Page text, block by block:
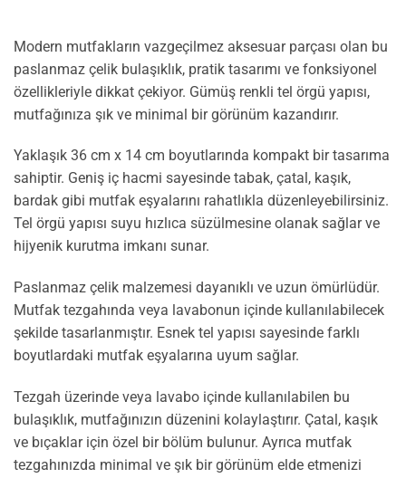
Modern mutfakların vazgeçilmez aksesuar parçası olan bu
paslanmaz çelik bulaşıklık, pratik tasarımı ve fonksiyonel
özellikleriyle dikkat çekiyor. Gümüş renkli tel örgü yapısı,
mutfağınıza şık ve minimal bir görünüm kazandırır.
Yaklaşık 36 cm x 14 cm boyutlarında kompakt bir tasarıma
sahiptir. Geniş iç hacmi sayesinde tabak, çatal, kaşık,
bardak gibi mutfak eşyalarını rahatlıkla düzenleyebilirsiniz.
Tel örgü yapısı suyu hızlıca süzülmesine olanak sağlar ve
hijyenik kurutma imkanı sunar.
Paslanmaz çelik malzemesi dayanıklı ve uzun ömürlüdür.
Mutfak tezgahında veya lavabonun içinde kullanılabilecek
şekilde tasarlanmıştır. Esnek tel yapısı sayesinde farklı
boyutlardaki mutfak eşyalarına uyum sağlar.
Tezgah üzerinde veya lavabo içinde kullanılabilen bu
bulaşıklık, mutfağınızın düzenini kolaylaştırır. Çatal, kaşık
ve bıçaklar için özel bir bölüm bulunur. Ayrıca mutfak
tezgahınızda minimal ve şık bir görünüm elde etmenizi